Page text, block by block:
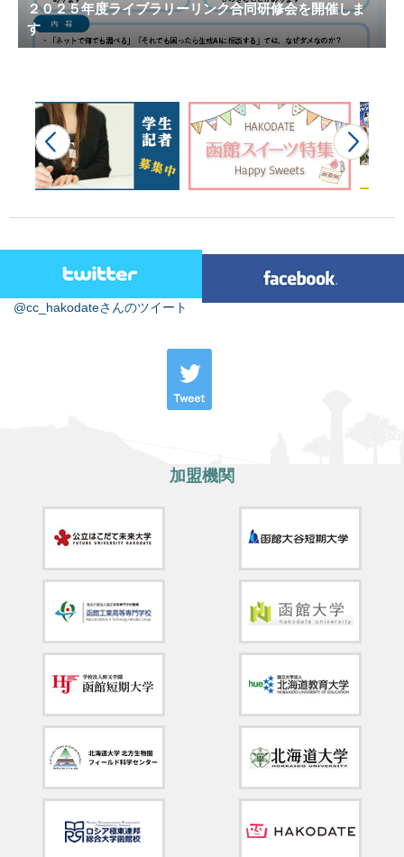
２０２５年度ライブラリーリンク合同研修会を開催しま
す
@cc_hakodateさんのツイート
加盟機関